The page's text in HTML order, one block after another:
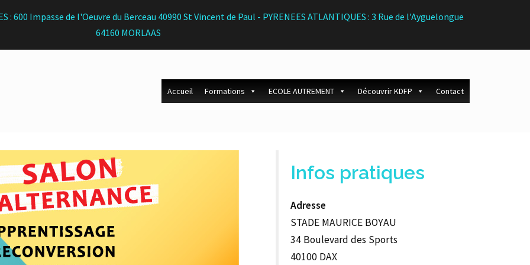
: 600 Impasse de l'Oeuvre du Berceau 40990 St Vincent de Paul - PYRENEES ATLANTIQUES : 3 Rue de l'Ayguelongue
64160 MORLAAS
Accueil Formations ECOLE AUTREMENT Découvrir KDFP Contact
Infos pratiques
Adresse
STADE MAURICE BOYAU
34 Boulevard des Sports
40100 DAX